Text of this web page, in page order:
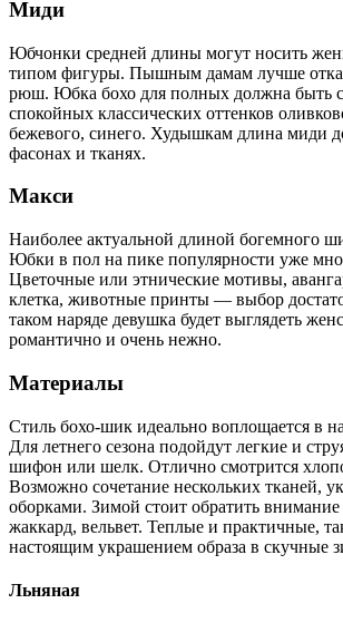
Миди
Юбчонки средней длины могут носить
типом фигуры. Пышным дамам лучше
рюш. Юбка бохо для полных должна быть
спокойных классических оттенков
бежевого, синего. Худышкам длина миди
фасонах и тканях.
Макси
Наиболее актуальной длиной богемного
Юбки в пол на пике популярности уже
Цветочные или этнические мотивы,
клетка, животные принты — выбор
таком наряде девушка будет выглядеть
романтично и очень нежно.
Материалы
Стиль бохо-шик идеально воплощается в
Для летнего сезона подойдут легкие и
шифон или шелк. Отлично смотрится
Возможно сочетание нескольких тканей,
оборками. Зимой стоит обратить внимание
жаккард, вельвет. Теплые и практичные,
настоящим украшением образа в скучные
Льняная